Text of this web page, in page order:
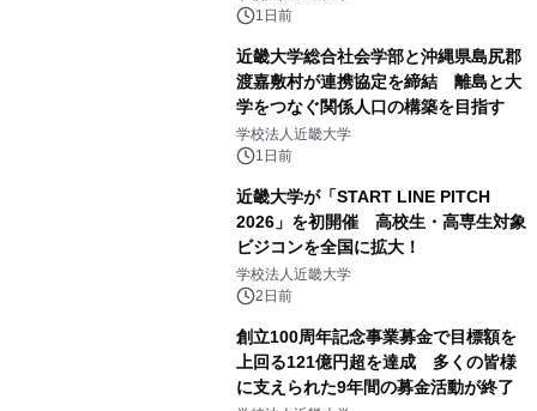
限定スイーツを楽しんで♪
1日前
近畿大学総合社会学部と沖縄県島尻郡
渡嘉敷村が連携協定を締結 離島と大
学をつなぐ関係人口の構築を目指す
学校法人近畿大学
1日前
近畿大学が「START LINE PITCH
2026」を初開催 高校生・高専生対象
ビジコンを全国に拡大！
学校法人近畿大学
2日前
創立100周年記念事業募金で目標額を
上回る121億円超を達成 多くの皆様
に支えられた9年間の募金活動が終了